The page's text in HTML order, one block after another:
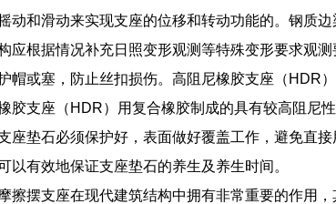
动和滑动来实现支座的位移和转动功能的。钢质
应根据情况补充日照变形观测等特殊变形要求观
帽或塞，防止丝扣损伤。高阻尼橡胶支座（HDR
胶支座（HDR）用复合橡胶制成的具有较高阻尼性
座垫石必须保护好，表面做好覆盖工作，避免直
以有效地保证支座垫石的养生及养生时间。
摩擦摆支座在现代建筑结构中拥有非常重要的作用